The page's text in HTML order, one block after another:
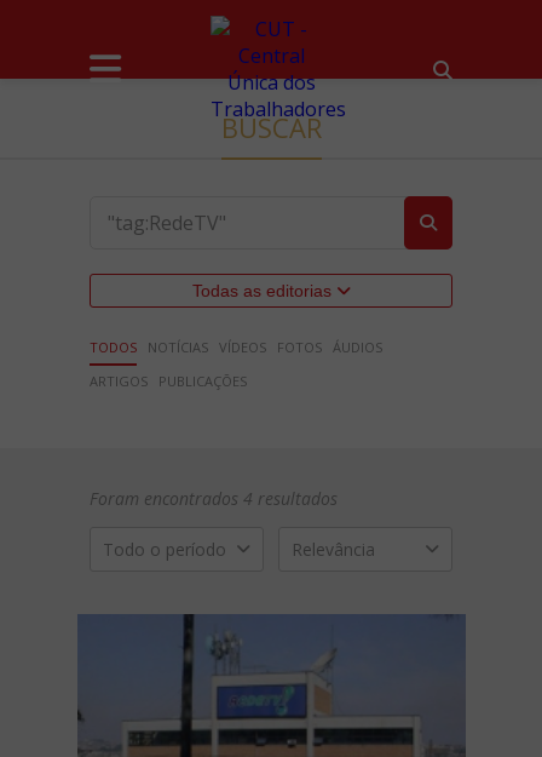
BUSCAR
Todas as editorias
TODOS NOTÍCIAS VÍDEOS FOTOS ÁUDIOS
ARTIGOS
PUBLICAÇÕES
Foram encontrados 4 resultados
Todo o período Relevância